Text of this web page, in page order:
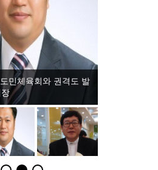
민체육회와 권격도 발